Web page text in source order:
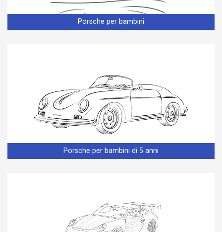
Porsche per bambini
Porsche per bambini di 5 anni